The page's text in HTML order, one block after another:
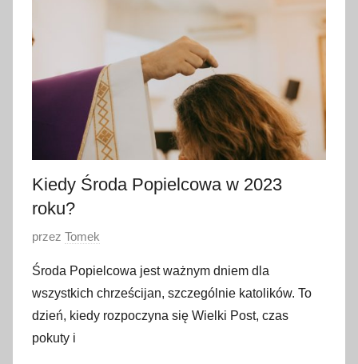
t
e
3Kiedy Środa Popielcowa w 2023
roku?
O
u
b
l
i
przez Tomek
Środa Popielcowa jest ważnym dniem dla
wszystkich chrześcijan, szczególnie katolików. To
dzień, kiedy rozpoczyna się Wielki Post, czas
pokuty i